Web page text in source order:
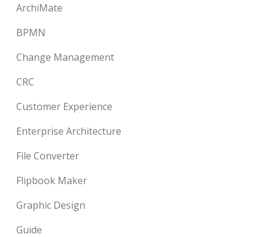
ArchiMate
BPMN
Change Management
CRC
Customer Experience
Enterprise Architecture
File Converter
Flipbook Maker
Graphic Design
Guide